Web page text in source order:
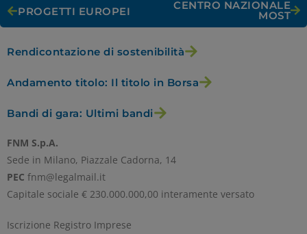
PROGETTI EUROPEI CENTRO NAZIONALE
MOST
Rendicontazione di sostenibilità
Andamento titolo: Il titolo in Borsa
Bandi di gara: Ultimi bandi
FNM S.p.A.
Sede in Milano, Piazzale Cadorna, 14
PEC fnm@legalmail.it
Capitale sociale € 230.000.000,00 interamente versato
Iscrizione Registro Imprese